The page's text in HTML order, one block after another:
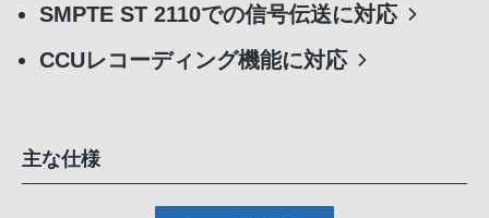
SMPTE ST 2110での信号伝送に対応
CCUレコーディング機能に対応
主な仕様